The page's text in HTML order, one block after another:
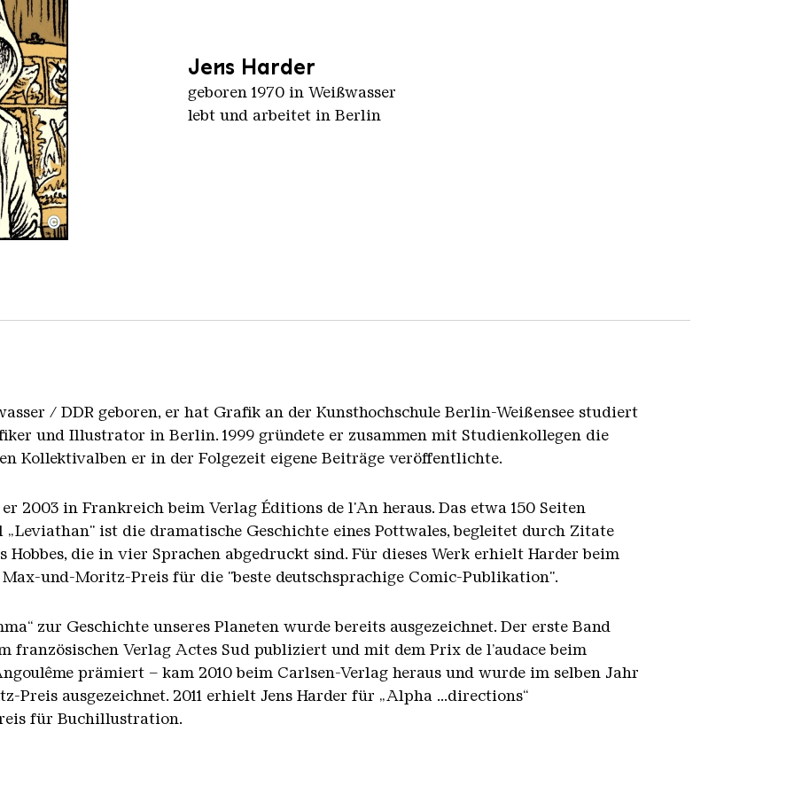
Hader
©
Jens Harder
geboren 1970 in Weißwasser
lebt und arbeitet in Berlin
/ DDR geboren, er hat Grafik an der Kunsthochschule Berlin-Weißensee studiert
und Illustrator in Berlin. 1999 gründete er zusammen mit Studienkollegen die
Kollektivalben er in der Folgezeit eigene Beiträge veröffentlichte.
2003 in Frankreich beim Verlag Éditions de l'An heraus. Das etwa 150 Seiten
ist die dramatische Geschichte eines Pottwales, begleitet durch Zitate
Hobbes, die in vier Sprachen abgedruckt sind. Für dieses Werk erhielt Harder beim
und-Moritz-Preis für die "beste deutschsprachige Comic-Publikation".
zur Geschichte unseres Planeten wurde bereits ausgezeichnet. Der erste Band
französischen Verlag Actes Sud publiziert und mit dem Prix de l’audace beim
prämiert – kam 2010 beim Carlsen-Verlag heraus und wurde im selben Jahr
Preis ausgezeichnet. 2011 erhielt Jens Harder für „Alpha ...directions“
für Buchillustration.